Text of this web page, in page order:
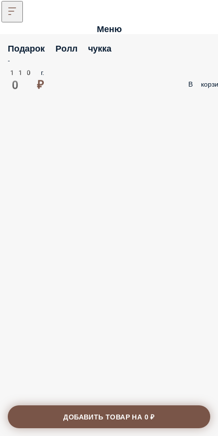
Меню
Подарок Ролл чукка
-
110 г.
0 ₽ В
ДОБАВИТЬ ТОВАР НА 0 ₽